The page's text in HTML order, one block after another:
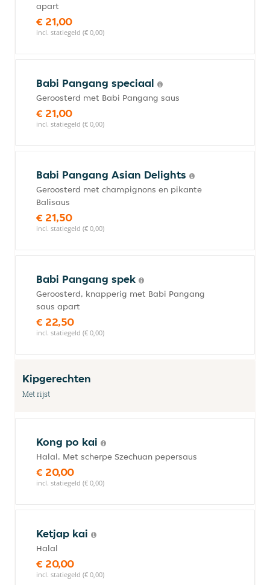
apart
€ 21,00
incl. statiegeld (€ 0,00)
Babi Pangang speciaal
Geroosterd met Babi Pangang saus
€ 21,00
incl. statiegeld (€ 0,00)
Babi Pangang Asian Delights
Geroosterd met champignons en pikante
Balisaus
€ 21,50
incl. statiegeld (€ 0,00)
Babi Pangang spek
Geroosterd, knapperig met Babi Pangang
saus apart
€ 22,50
incl. statiegeld (€ 0,00)
Kipgerechten
Met rijst
Kong po kai
Halal. Met scherpe Szechuan pepersaus
€ 20,00
incl. statiegeld (€ 0,00)
Ketjap kai
Halal
€ 20,00
incl. statiegeld (€ 0,00)